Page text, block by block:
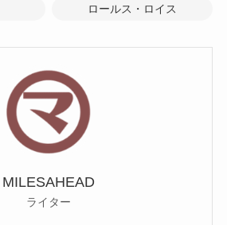
ロールス・ロイス
MILESAHEAD
ライター